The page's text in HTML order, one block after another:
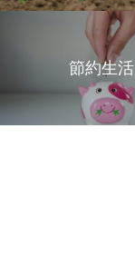
節約生活